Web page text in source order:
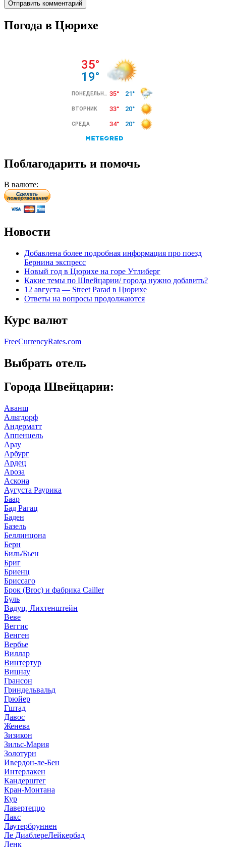
Погода в Цюрихе
Поблагодарить и помочь
В валюте:
Новости
Добавлена более подробная информация про поезд
Бернина экспресс
Новый год в Цюрихе на горе Утлиберг
Какие темы по Швейцарии/ города нужно добавить?
12 августа — Street Parad в Цюрихе
Ответы на вопросы продолжаются
Курс валют
FreeCurrencyRates.com
Выбрать отель
Города Швейцарии:
Аванш
Альтдорф
Андерматт
Аппенцель
Арау
Арбург
Ардец
Ароза
Аскона
Аугуста Раурика
Баар
Бад Рагац
Баден
Базель
Беллинцона
Берн
Биль/Бьен
Бриг
Бриенц
Бриссаго
Брок (Broc) и фабрика Cailler
Буль
Вадуц, Лихтенштейн
Веве
Веггис
Венген
Вербье
Виллар
Винтертур
Вицнау
Грансон
Гриндельвальд
Грюйер
Гштад
Давос
Женева
Зизикон
Зильс-Мария
Золотурн
Ивердон-ле-Бен
Интерлакен
Кандерштег
Кран-Монтана
Кур
Лавертеццо
Лакс
Лаутербруннен
Ле ДиаблереЛейкербад
Ленк